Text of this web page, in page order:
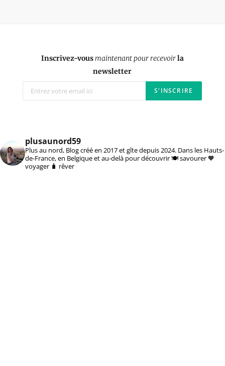
Inscrivez-vousmaintenant pour recevoirla
newsletter
plusaunord59
Plus au nord, Blog créé en 2017 et gîte depuis 2024. Dans les Hauts-
de-France, en Belgique et au-delà pour découvrir 🍽️ savourer 🧡
voyager 🧳 rêver